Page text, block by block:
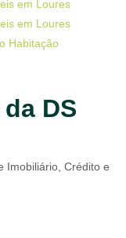
em Loures
em Loures
Habitação
DS
Imobiliário, Crédito e